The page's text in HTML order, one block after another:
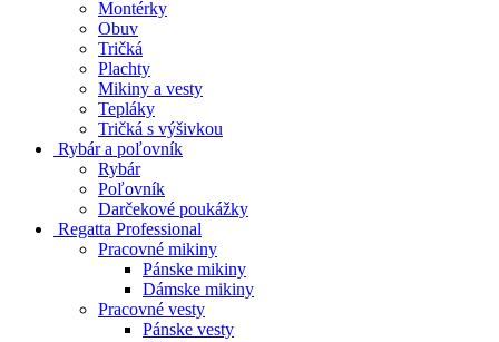
Montérky
Obuv
Tričká
Plachty
Mikiny a vesty
Tepláky
Tričká s výšivkou
Rybár a poľovník
Rybár
Poľovník
Darčekové poukážky
Regatta Professional
Pracovné mikiny
Pánske mikiny
Dámske mikiny
Pracovné vesty
Pánske vesty